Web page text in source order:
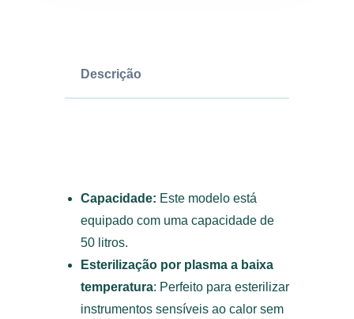
Descrição
Capacidade: Este modelo está
equipado com uma capacidade de
50 litros.
Esterilização por plasma a baixa
temperatura: Perfeito para esterilizar
instrumentos sensíveis ao calor sem